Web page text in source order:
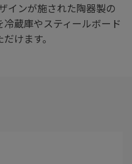
インが施された陶器製の
蔵庫やスティールボード
けます。